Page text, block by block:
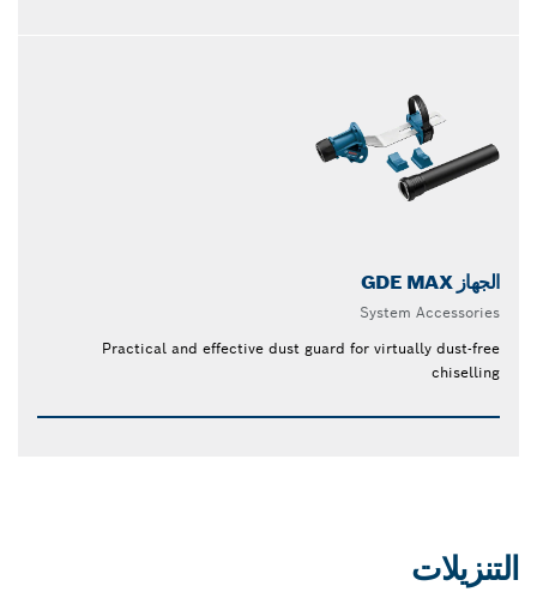
الجهاز GDE MAX
System Accessories
Practical and effective dust guard for virtually dust-free
chiselling
التنزيلات